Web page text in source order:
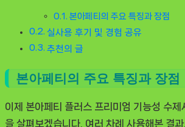
본아페티의 주요 특징과 장점
실사용 후기 및 경험 공유
추천의 글
본아페티의 주요 특징과 장점
이제 본아페티 플러스 프리미엄 기능성 수제
을 살펴보겠습니다. 여러 차례 사용해본 결